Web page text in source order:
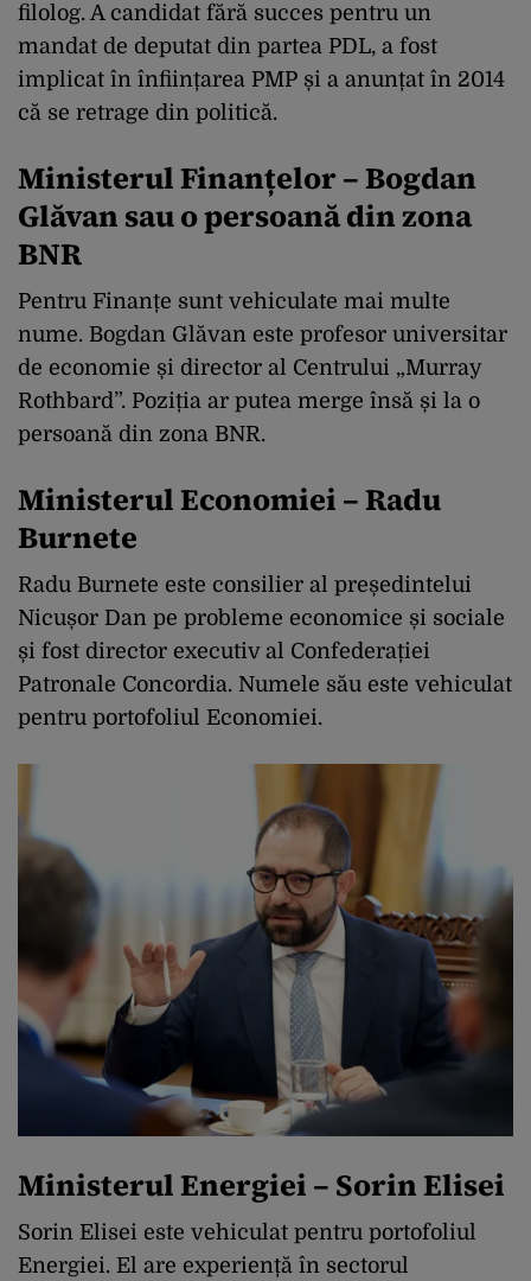
filolog. A candidat fără succes pentru un
mandat de deputat din partea PDL, a fost
implicat în înființarea PMP și a anunțat în 2014
că se retrage din politică.
Ministerul Finanțelor – Bogdan
Glăvan sau o persoană din zona
BNR
Pentru Finanțe sunt vehiculate mai multe
nume. Bogdan Glăvan este profesor universitar
de economie și director al Centrului „Murray
Rothbard”. Poziția ar putea merge însă și la o
persoană din zona BNR.
Ministerul Economiei – Radu
Burnete
Radu Burnete este consilier al președintelui
Nicușor Dan pe probleme economice și sociale
și fost director executiv al Confederației
Patronale Concordia. Numele său este vehiculat
pentru portofoliul Economiei.
Ministerul Energiei – Sorin Elisei
Sorin Elisei este vehiculat pentru portofoliul
Energiei. El are experiență în sectorul